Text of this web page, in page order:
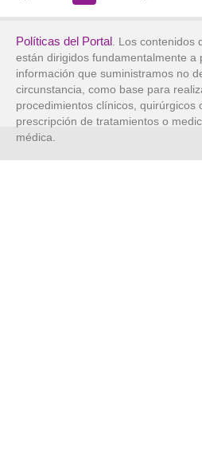
Políticas del Portal. Los contenidos
están dirigidos fundamentalmente a
información que suministramos no
circunstancia, como base para
procedimientos clínicos, quirúrgicos
prescripción de tratamientos o
médica.